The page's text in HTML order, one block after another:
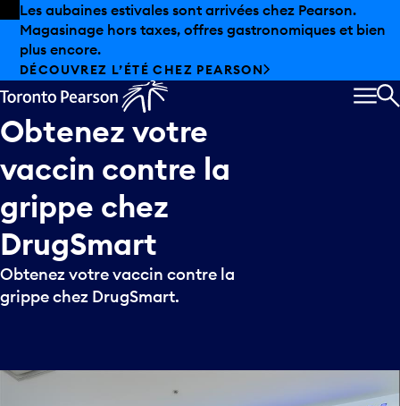
Skip to offers
Passer au contenu principal
Les aubaines estivales sont arrivées chez Pearson.
Magasinage hors taxes, offres gastronomiques et bien
plus encore.
DÉCOUVREZ L’ÉTÉ CHEZ PEARSON
Obtenez votre
vaccin contre la
grippe chez
DrugSmart
Obtenez votre vaccin contre la
grippe chez DrugSmart.